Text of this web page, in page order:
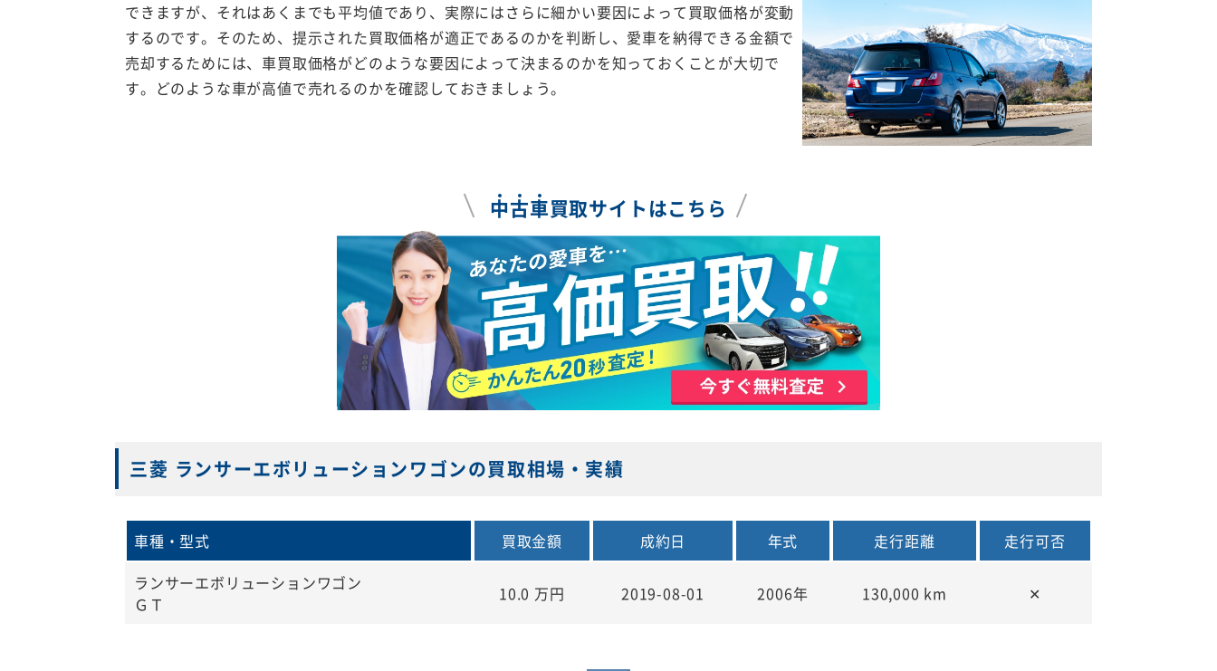
できますが、それはあくまでも平均値であり、実際にはさらに細かい要因によって買取価格が変動
するのです。そのため、提示された買取価格が適正であるのかを判断し、愛車を納得できる金額で
売却するためには、車買取価格がどのような要因によって決まるのかを知っておくことが大切で
す。どのような車が高値で売れるのかを確認しておきましょう。
中古車買取サイトはこちら
三菱 ランサーエボリューションワゴンの買取相場・実績
車種・型式 買取金額 成約日 年式 走行距離
走行可否
ランサーエボリューションワゴン
ＧＴ
10.0 万円 2019-08-01 2006年 130,000 km ✕